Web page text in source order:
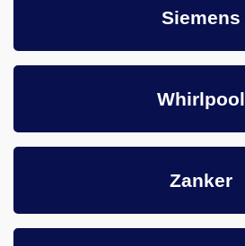
Siemens
Whirlpool
Zanker